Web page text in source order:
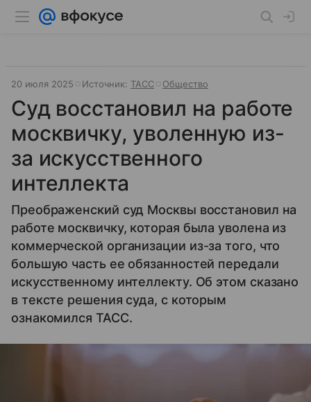
20 июля 2025 Источник: ТАСС Общество
Суд восстановил на работе
москвичку, уволенную из-
за искусственного
интеллекта
Преображенский суд Москвы восстановил на
работе москвичку, которая была уволена из
коммерческой организации из-за того, что
большую часть ее обязанностей передали
искусственному интеллекту. Об этом сказано
в тексте решения суда, с которым
ознакомился ТАСС.